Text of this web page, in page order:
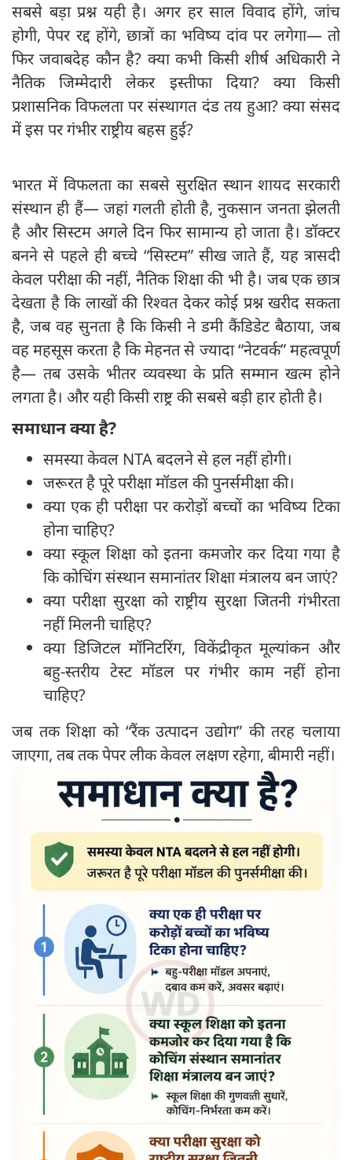
सबसे बड़ा प्रश्न यही है। अगर हर साल विवाद होंगे, जांच
होगी, पेपर रद्द होंगे, छात्रों का भविष्य दांव पर लगेगा— तो
फिर जवाबदेह कौन है? क्या कभी किसी शीर्ष अधिकारी ने
नैतिक जिम्मेदारी लेकर इस्तीफा दिया? क्या किसी
प्रशासनिक विफलता पर संस्थागत दंड तय हुआ? क्या संसद
में इस पर गंभीर राष्ट्रीय बहस हुई?
भारत में विफलता का सबसे सुरक्षित स्थान शायद सरकारी
संस्थान ही हैं— जहां गलती होती है, नुकसान जनता झेलती
है और सिस्टम अगले दिन फिर सामान्य हो जाता है। डॉक्टर
बनने से पहले ही बच्चे “सिस्टम” सीख जाते हैं, यह त्रासदी
केवल परीक्षा की नहीं, नैतिक शिक्षा की भी है। जब एक छात्र
देखता है कि लाखों की रिश्वत देकर कोई प्रश्न खरीद सकता
है, जब वह सुनता है कि किसी ने डमी कैंडिडेट बैठाया, जब
वह महसूस करता है कि मेहनत से ज्यादा “नेटवर्क” महत्वपूर्ण
है— तब उसके भीतर व्यवस्था के प्रति सम्मान खत्म होने
लगता है। और यही किसी राष्ट्र की सबसे बड़ी हार होती है।
समाधान क्या है?
समस्या केवल NTA बदलने से हल नहीं होगी।
जरूरत है पूरे परीक्षा मॉडल की पुनर्समीक्षा की।
क्या एक ही परीक्षा पर करोड़ों बच्चों का भविष्य टिका
होना चाहिए?
क्या स्कूल शिक्षा को इतना कमजोर कर दिया गया है
कि कोचिंग संस्थान समानांतर शिक्षा मंत्रालय बन जाएं?
क्या परीक्षा सुरक्षा को राष्ट्रीय सुरक्षा जितनी गंभीरता
नहीं मिलनी चाहिए?
क्या डिजिटल मॉनिटरिंग, विकेंद्रीकृत मूल्यांकन और
बहु-स्तरीय टेस्ट मॉडल पर गंभीर काम नहीं होना
चाहिए?
जब तक शिक्षा को “रैंक उत्पादन उद्योग” की तरह चलाया
जाएगा, तब तक पेपर लीक केवल लक्षण रहेगा, बीमारी नहीं।